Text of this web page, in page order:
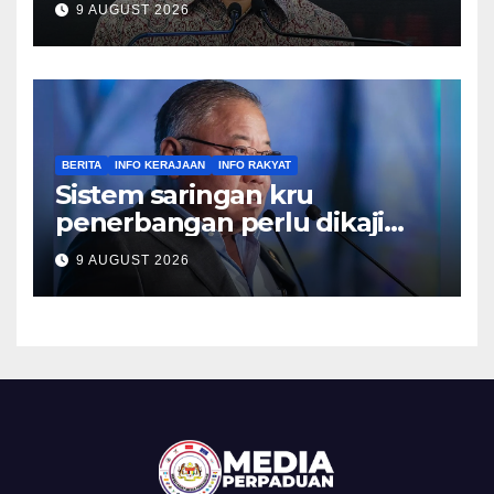
9 AUGUST 2026
BERITA INFO KERAJAAN INFO RAKYAT
Sistem saringan kru
penerbangan perlu dikaji
semula, pulihkan keyakinan
penumpang – Tiong
9 AUGUST 2026